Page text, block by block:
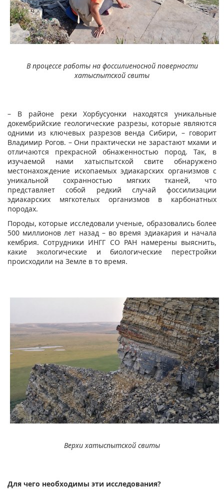
В процессе работы на фоссилиеносной поверности
хатыспытской свиты
– В районе реки Хорбусуонки находятся уникальные
докембрийские геологические разрезы, которые являются
одними из ключевых разрезов венда Сибири, – говорит
Владимир Рогов. – Они практически не зарастают мхами и
отличаются прекрасной обнаженностью пород. Так, в
изучаемой нами хатыспытской свите обнаружено
местонахождение ископаемых эдиакарских организмов с
уникальной сохранностью мягких тканей, что
представляет собой редкий случай фоссилизации
эдиакарских мягкотелых организмов в карбонатных
породах.
Породы, которые исследовали ученые, образовались более
500 миллионов лет назад – во время эдиакария и начала
кембрия. Сотрудники ИНГГ СО РАН намерены выяснить,
какие экологические и биологические перестройки
происходили на Земле в то время.
Верхи хатыспытской свиты
Для чего необходимы эти исследования?